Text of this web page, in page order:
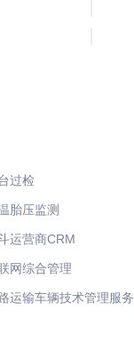
过检
胎压监测
运营商CRM
网综合管理
运输车辆技术管理服务